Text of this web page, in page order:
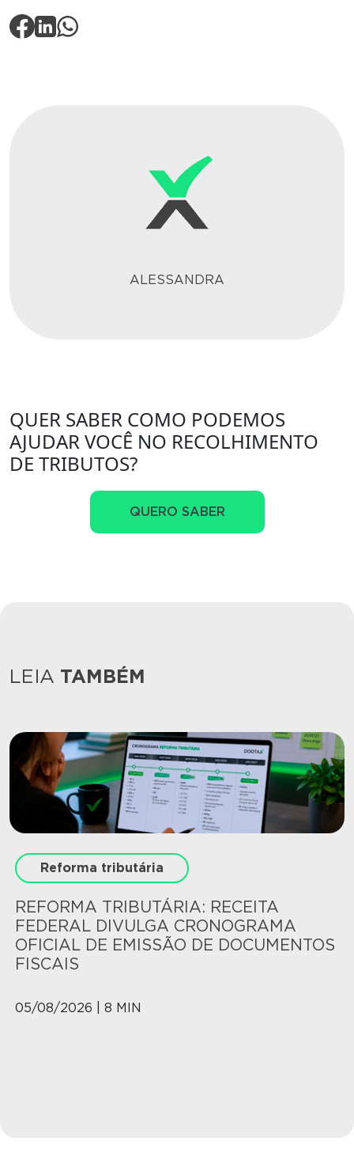
ALESSANDRA
QUER SABER COMO PODEMOS
AJUDAR VOCÊ NO RECOLHIMENTO
DE TRIBUTOS?
QUERO SABER
LEIA TAMBÉM
Reforma tributária
REFORMA TRIBUTÁRIA: RECEITA
FEDERAL DIVULGA CRONOGRAMA
OFICIAL DE EMISSÃO DE DOCUMENTOS
FISCAIS
05/08/2026 | 8 MIN